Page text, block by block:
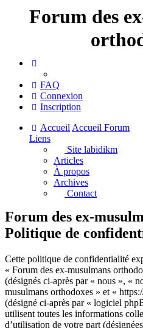
Forum des
FAQ
Connexion
Inscription
Accueil Accueil Forum
Liens
Site labidikm
Articles
À propos
Archives
Contact
Forum des ex-
Politique de
Cette politique de confidentialité
« Forum des ex-musulmans
(désignés ci-après par « nous », «
musulmans orthodoxes » et «
(désigné ci-après par « logiciel
utilisent toutes les informations
d’utilisation de votre part